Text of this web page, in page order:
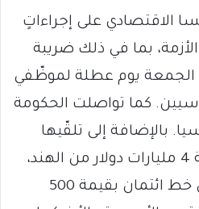
الاقتصادي على إجراءاتٍ
بما في ذلك ضريبة
الجمعة يوم عطلة لموظّفي
كما تواصلت الحكومة
بالإضافة إلى تلقّيها
مساعدات أجنبية بقيمة 4 مليارات دولار من الهند،
فقد طلبت من نيودلهي خط ائتمان بقيمة 500